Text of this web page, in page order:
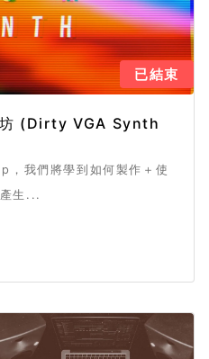
已結束
坊 (Dirty VGA Synth
我們將學到如何製作＋使
生...